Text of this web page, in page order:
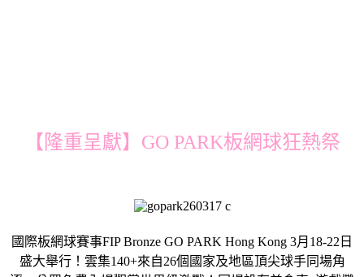
【隆重呈獻】GO PARK板網球狂熱祭
國際板網球賽事FIP Bronze GO PARK Hong Kong 3月18-22日
盛大舉行！雲集140+來自26個國家及地區頂尖球手同場角